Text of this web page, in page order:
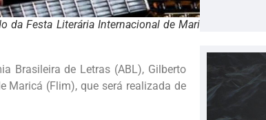
Festa Literária Internacional de Maricá.
Brasileira de Letras (ABL), Gilberto
Maricá (Flim), que será realizada de